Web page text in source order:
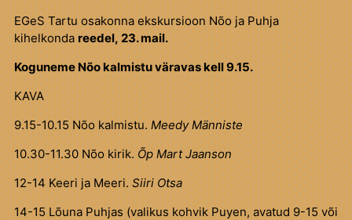
EGeS Tartu osakonna ekskursioon Nõo ja Puhja
kihelkonda reedel, 23. mail.
Koguneme Nõo kalmistu väravas kell 9.15.
KAVA
9.15-10.15 Nõo kalmistu. Meedy Männiste
10.30-11.30 Nõo kirik. Õp Mart Jaanson
12-14 Keeri ja Meeri. Siiri Otsa
14-15 Lõuna Puhjas (valikus kohvik Puyen, avatud 9-15 või